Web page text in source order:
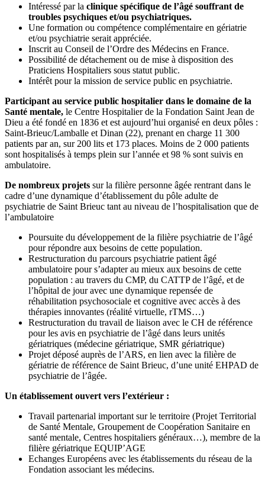
Intéressé par la clinique spécifique de l’âgé souffrant de
troubles psychiques et/ou psychiatriques.
Une formation ou compétence complémentaire en gériatrie
et/ou psychiatrie serait appréciée.
Inscrit au Conseil de l’Ordre des Médecins en France.
Possibilité de détachement ou de mise à disposition des
Praticiens Hospitaliers sous statut public.
Intérêt pour la mission de service public en psychiatrie.
Participant au service public hospitalier dans le domaine de la
Santé mentale, le Centre Hospitalier de la Fondation Saint Jean de
Dieu a été fondé en 1836 et est aujourd’hui organisé en deux pôles :
Saint-Brieuc/Lamballe et Dinan (22), prenant en charge 11 300
patients par an, sur 200 lits et 173 places. Moins de 2 000 patients
sont hospitalisés à temps plein sur l’année et 98 % sont suivis en
ambulatoire.
De nombreux projets sur la filière personne âgée rentrant dans le
cadre d’une dynamique d’établissement du pôle adulte de
psychiatrie de Saint Brieuc tant au niveau de l’hospitalisation que de
l’ambulatoire
Poursuite du développement de la filière psychiatrie de l’âgé
pour répondre aux besoins de cette population.
Restructuration du parcours psychiatrie patient âgé
ambulatoire pour s’adapter au mieux aux besoins de cette
population : au travers du CMP, du CATTP de l’âgé, et de
l’hôpital de jour avec une dynamique repensée de
réhabilitation psychosociale et cognitive avec accès à des
thérapies innovantes (réalité virtuelle, rTMS…)
Restructuration du travail de liaison avec le CH de référence
pour les avis en psychiatrie de l’âgé dans leurs unités
gériatriques (médecine gériatrique, SMR gériatrique)
Projet déposé auprès de l’ARS, en lien avec la filière de
gériatrie de référence de Saint Brieuc, d’une unité EHPAD de
psychiatrie de l’âgée.
Un établissement ouvert vers l’extérieur :
Travail partenarial important sur le territoire (Projet Territorial
de Santé Mentale, Groupement de Coopération Sanitaire en
santé mentale, Centres hospitaliers généraux…), membre de la
filière gériatrique EQUIP’AGE
Echanges Européens avec les établissements du réseau de la
Fondation associant les médecins.